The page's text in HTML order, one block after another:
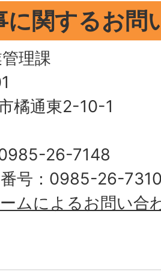
に関するお問
理課
橘通東2-10-1
26-7148
号：0985-26-
ムによるお問い合